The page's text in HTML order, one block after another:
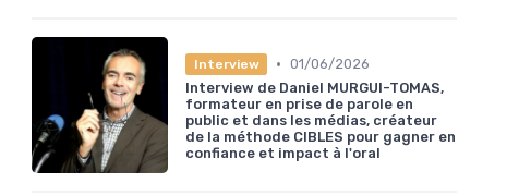
Interview • 01/06/2026
Interview de Daniel MURGUI-TOMAS,
formateur en prise de parole en
public et dans les médias, créateur
de la méthode CIBLES pour gagner en
confiance et impact à l'oral